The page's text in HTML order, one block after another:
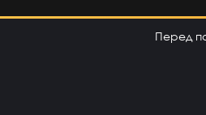
Перед